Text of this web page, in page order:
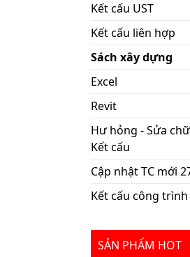
Kết cấu UST
Kết cấu liên hợp
Sách xây dựng
Excel
Revit
Hư hỏng - Sửa
Kết cấu
Cập nhật TC mới
Kết cấu công
SẢN PHẨM HOT